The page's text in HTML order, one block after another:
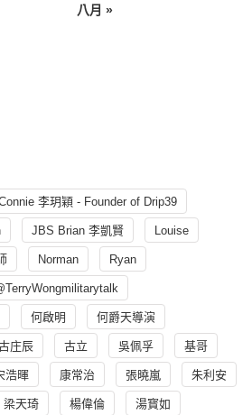
八月 »
李玥穎 - Founder of Drip39
JBS Brian 李凱賢 Louise
Norman Ryan
何啟明 何爵天導演
庄辰 古立 吳佩孚 基哥
浩暉 康常治 張曉嵐 朱利安
梁天琦 楊偉倫 湯寳如